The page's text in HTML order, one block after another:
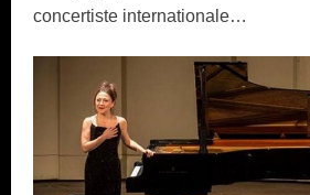
concertiste internationale…